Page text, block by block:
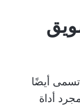
تسمى أيضًا
أداة